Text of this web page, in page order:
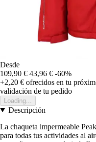
Desde
109,90 € 43,96 € -60%
+2,20 € ofrecidos en tu
validación de tu pedido
Loading...
Descripción
La chaqueta impermeable
para todas tus actividades al